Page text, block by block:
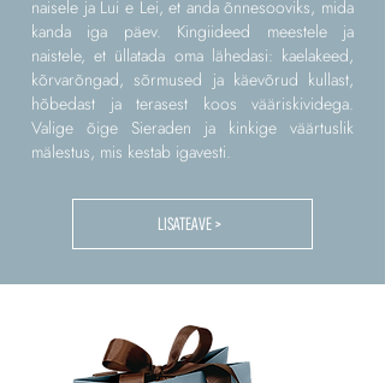
naisele ja Lui e Lei, et anda õnnesooviks, mida
kanda iga päev. Kingiideed meestele ja
naistele, et üllatada oma lähedasi: kaelakeed,
kõrvarõngad, sõrmused ja käevõrud kullast,
hõbedast ja terasest koos vääriskividega.
Valige õige Sieraden ja kinkige väärtuslik
mälestus, mis kestab igavesti.
LISATEAVE >